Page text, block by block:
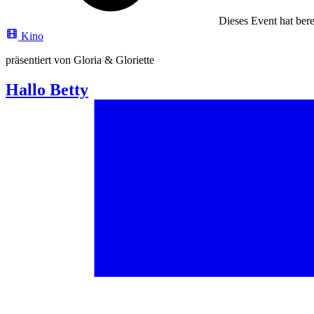
Dieses Event hat
Kino
präsentiert von Gloria & Gloriette
Hallo Betty